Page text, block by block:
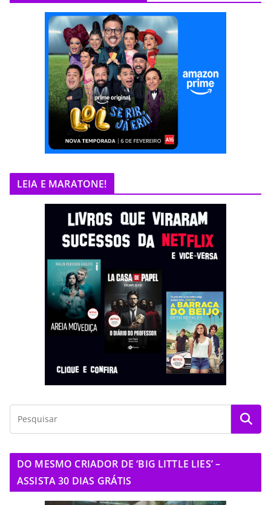
LEIA E MARATONE!
DO MESMO CRIADOR DE ‘BIG LITTLE LIES’ –
ASSISTA 30 DIAS GRÁTIS